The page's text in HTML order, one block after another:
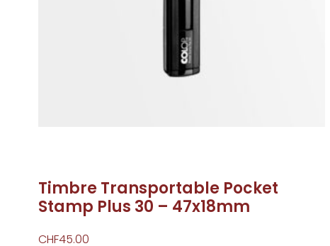
Timbre Transportable Pocket
Stamp Plus 30 – 47x18mm
CHF45.00